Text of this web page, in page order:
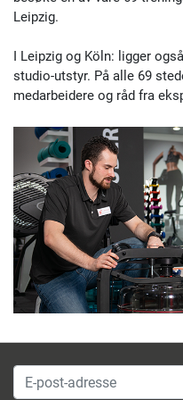
04103 Leipzig
Fitshop i Lübeck
41
23554 Lübeck
Åpen idag fra kl 10:00
Fitshop i Mannheim
Casterfeldstr. 52-64
68199 Mannheim
Åpen idag fra kl 10:00
Seidlstraße 23
Leipzig.
Leipzig og Köln: ligger
studio-utstyr. På alle 69
medarbeidere og råd fra
E-post-adresse